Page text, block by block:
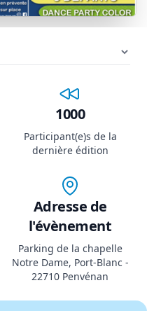
1000
Participant(e)s de la
dernière édition
Adresse de
l'évènement
Parking de la chapelle
Notre Dame, Port-Blanc -
22710 Penvénan